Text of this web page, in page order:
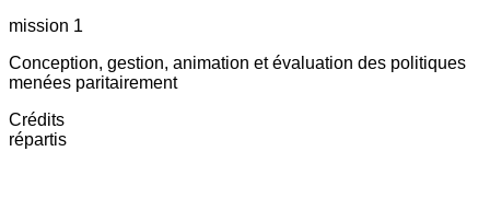
mission 1
Conception, gestion, animation et évaluation des politiques
menées paritairement
Crédits
répartis